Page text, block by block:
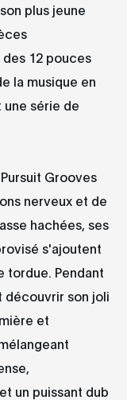
plus jeune
12 pouces
la musique en
une série de
Grooves
nerveux et de
hachées, ses
s'ajoutent
tordue. Pendant
découvrir son joli
et
un puissant dub